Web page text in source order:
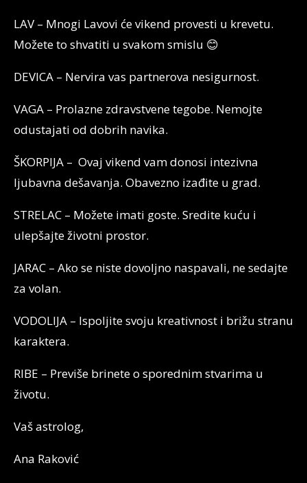
LAV – Mnogi Lavovi će vikend provesti u krevetu.
Možete to shvatiti u svakom smislu 😊
DEVICA – Nervira vas partnerova nesigurnost.
VAGA – Prolazne zdravstvene tegobe. Nemojte
odustajati od dobrih navika.
ŠKORPIJA – Ovaj vikend vam donosi intezivna
ljubavna dešavanja. Obavezno izađite u grad.
STRELAC – Možete imati goste. Sredite kuću i
ulepšajte životni prostor.
JARAC – Ako se niste dovoljno naspavali, ne sedajte
za volan.
VODOLIJA – Ispoljite svoju kreativnost i brižu stranu
karaktera.
RIBE – Previše brinete o sporednim stvarima u
životu.
Vaš astrolog,
Ana Raković